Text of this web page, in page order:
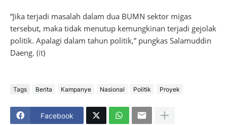
“Jika terjadi masalah dalam dua BUMN sektor migas
tersebut, maka tidak menutup kemungkinan terjadi gejolak
politik. Apalagi dalam tahun politik,” pungkas Salamuddin
Daeng. (it)
Tags Berita Kampanye Nasional Politik Proyek
Facebook